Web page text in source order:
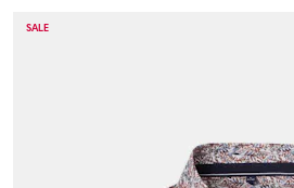
SALE